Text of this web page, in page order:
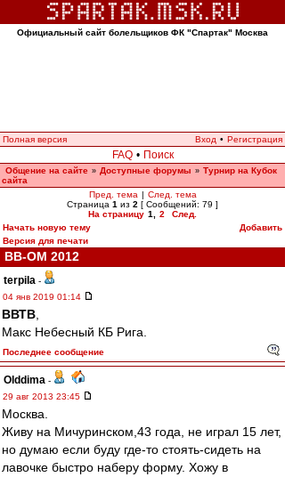
Официальный сайт болельщиков ФК "Спартак" Москва
Полная версия Вход • Регистрация
FAQ • Поиск
Общение на сайте » Доступные форумы » Турнир на Кубок
сайта
Пред. тема | След. тема
Страница 1 из 2 [ Сообщений: 79 ]
На страницу 1 2
След.
Начать новую тему
Добавить
Версия для печати
ВВ-ОМ 2012
terpila -
04 янв 2019 01:14
ВВТВ
Макс Небесный КБ Рига.
Последнее сообщение
Olddima -
29 авг 2013 23:45
Москва.
Живу на Мичуринском,43 года, не играл 15 лет,
но думаю если буду где-то стоять-сидеть на
лавочке быстро наберу форму. Хожу в